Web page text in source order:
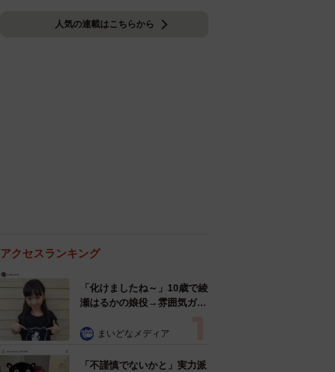
人気の連載はこちらから
アクセスランキング
「化けましたね～」10歳で綾
瀬はるかの娘役→雰囲気ガラ
雰囲気が」「宝塚に入れそ
まいどなメディア
「不謹慎でないかと」実力派